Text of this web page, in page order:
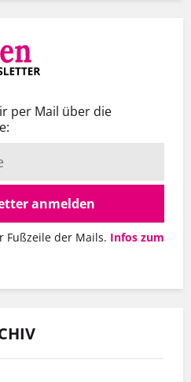
per Mail über die
anmelden
Fußzeile der Mails. Infos zum